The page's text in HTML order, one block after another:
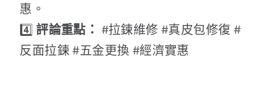
惠。
4️⃣ 評論重點： #拉鍊維修 #真皮包修復 #
反面拉鍊 #五金更換 #經濟實惠